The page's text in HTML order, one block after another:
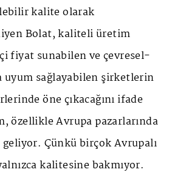
kalite olarak
Bolat, kaliteli üretim
fiyat sunabilen ve çevresel-
uyum sağlayabilen şirketlerin
öne çıkacağını ifade
özellikle Avrupa pazarlarında
Çünkü birçok Avrupalı
kalitesine bakmıyor.